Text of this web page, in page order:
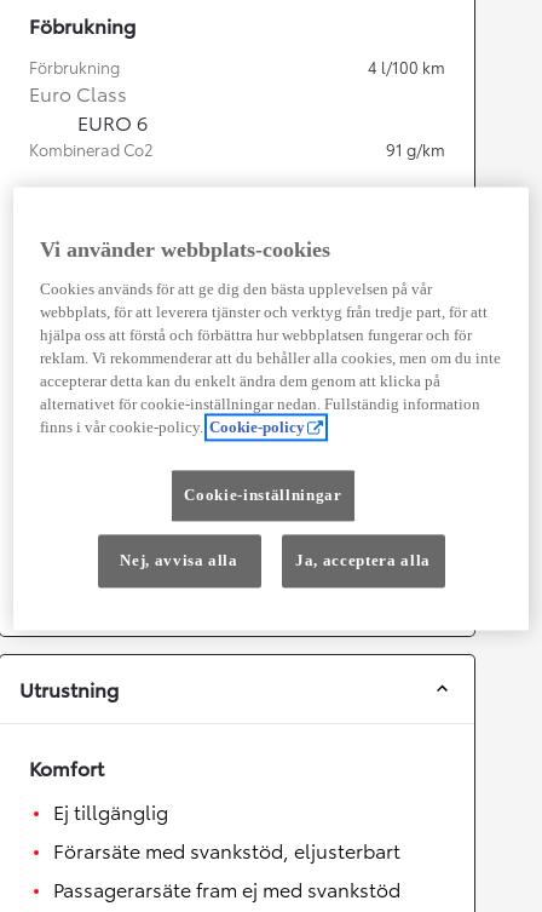
Föbrukning
Förbrukning 4 l/100 km
Euro Class
EURO 6
Kombinerad Co2 91 g/km
Kapacitet
1 490cc
Effekt
85kw (116 hk)
Prestanda
Topphastighet
Växellåda
Framhjulsdrift
Växellåda
Automat
Utrustning
Komfort
Ej tillgänglig
Förarsäte med svankstöd, eljusterbart
Passagerarsäte fram ej med svankstöd
Vi använder webbplats-cookies
Cookies används för att ge dig den bästa upplevelsen på vår
webbplats, för att leverera tjänster och verktyg från tredje part, för att
hjälpa oss att förstå och förbättra hur webbplatsen fungerar och för
reklam. Vi rekommenderar att du behåller alla cookies, men om du inte
accepterar detta kan du enkelt ändra dem genom att klicka på
alternativet för cookie-inställningar nedan. Fullständig information
finns i vår cookie-policy. Cookie-policy
Cookie-inställningar
Nej, avvisa alla Ja, acceptera alla